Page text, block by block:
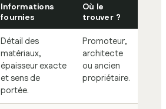
Informations
fournies
Où le
trouver ?
Détail des
matériaux,
épaisseur exacte
et sens de
portée.
Promoteur,
architecte
ou ancien
propriétaire.